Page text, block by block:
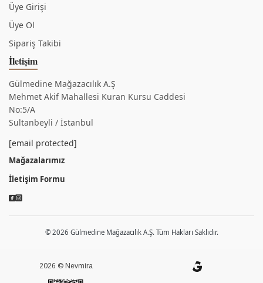
Üye Girişi
Üye Ol
Sipariş Takibi
İletişim
Gülmedine Mağazacılık A.Ş
Mehmet Akif Mahallesi Kuran Kursu Caddesi
No:5/A
Sultanbeyli / İstanbul
[email protected]
Mağazalarımız
İletişim Formu
© 2026 Gülmedine Mağazacılık A.Ş. Tüm Hakları Saklıdır.
2026 © Nevmira